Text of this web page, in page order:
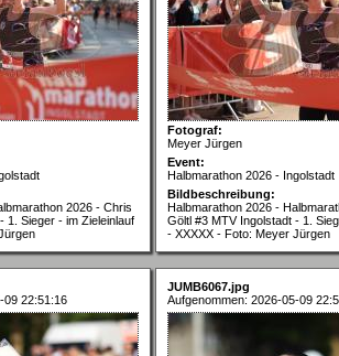
2026 - Chris
1. Sieger - im Zieleinlauf
Fotograf:
Meyer Jürgen
Event:
Halbmarathon 2026 - Ingolstadt
Bildbeschreibung:
Halbmarathon 2026 -
Göltl #3 MTV Ingolstadt - 1.
- XXXXX - Foto: Meyer Jürgen
09 22:51:16
JUMB6067.jpg
Aufgenommen: 2026-05-09